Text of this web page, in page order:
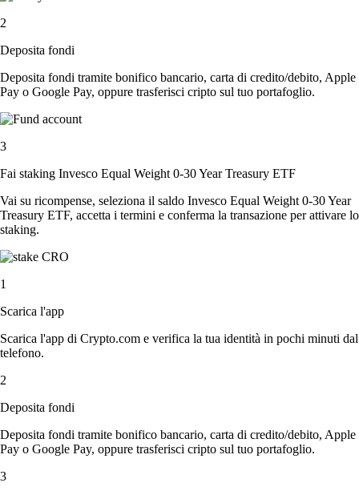
2
Deposita fondi
Deposita fondi tramite bonifico bancario, carta di credito/debito, Apple
Pay o Google Pay, oppure trasferisci cripto sul tuo portafoglio.
3
Fai staking Invesco Equal Weight 0-30 Year Treasury ETF
Vai su ricompense, seleziona il saldo Invesco Equal Weight 0-30 Year
Treasury ETF, accetta i termini e conferma la transazione per attivare lo
staking.
1
Scarica l'app
Scarica l'app di Crypto.com e verifica la tua identità in pochi minuti dal
telefono.
2
Deposita fondi
Deposita fondi tramite bonifico bancario, carta di credito/debito, Apple
Pay o Google Pay, oppure trasferisci cripto sul tuo portafoglio.
3